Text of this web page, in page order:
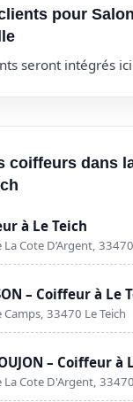
pour
seront intégrés
coiffeurs dans
à Le Teich
Cote D’Argent,
– Coiffeur à Le
33470 Le Teich
– Coiffeur à
Cote D'Argent,